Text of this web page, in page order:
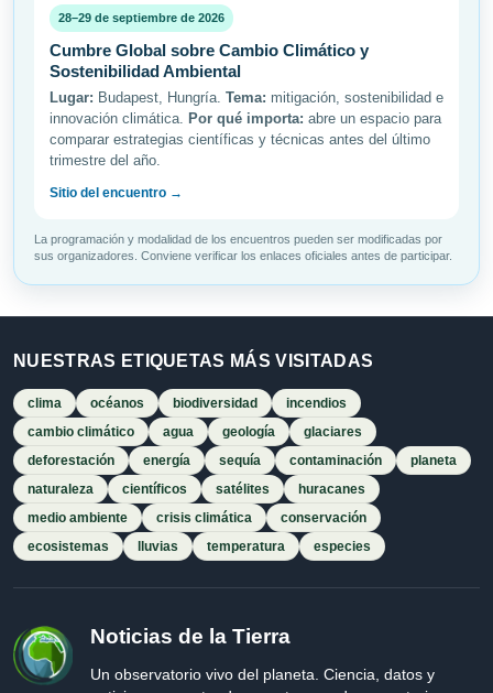
28–29 de septiembre de 2026
Cumbre Global sobre Cambio Climático y
Sostenibilidad Ambiental
Lugar: Budapest, Hungría. Tema: mitigación, sostenibilidad e
innovación climática. Por qué importa: abre un espacio para
comparar estrategias científicas y técnicas antes del último
trimestre del año.
Sitio del encuentro →
La programación y modalidad de los encuentros pueden ser modificadas por
sus organizadores. Conviene verificar los enlaces oficiales antes de participar.
NUESTRAS ETIQUETAS MÁS VISITADAS
clima océanos biodiversidad
incendios
cambio climático
agua geología
glaciares
deforestación
energía sequía contaminación
planeta
naturaleza
científicos satélites
huracanes
medio ambiente
crisis climática
conservación
ecosistemas
lluvias temperatura especies
Noticias de la Tierra
Un observatorio vivo del planeta. Ciencia, datos y